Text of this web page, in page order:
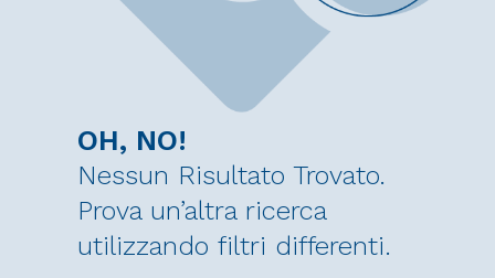
OH, NO!
Nessun Risultato Trovato.
Prova un’altra ricerca
utilizzando filtri differenti.